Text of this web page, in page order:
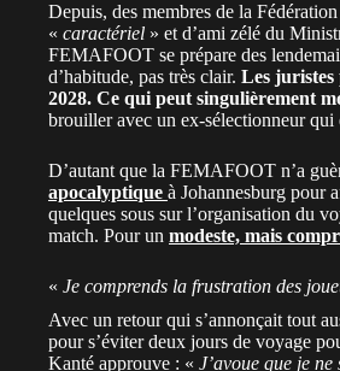
Depuis, des membres de la
« caractériel » et d’ami zélé du
FEMAFOOT se prépare des
d’habitude, pas très clair. Les
2028. Ce qui peut singulièrement
brouiller avec un ex-sélectionneur qui
D’autant que la FEMAFOOT n’a
apocalyptique à Johannesburg pour
quelques sous sur l’organisation du
match. Pour un modeste, mais
« Je comprends la frustration des
Avec un retour qui s’annonçait tout
pour s’éviter deux jours de voyage
Kanté approuve : « J’avoue que je